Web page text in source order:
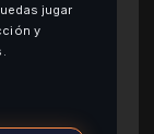
jugar
y